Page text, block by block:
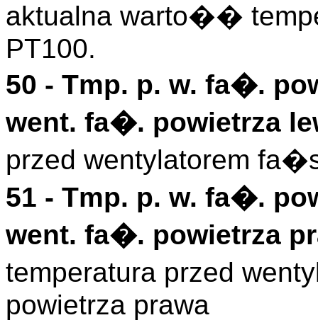
aktualna warto��
PT100.
50 - Tmp. p. w. fa�.
went. fa�. powietrza
przed wentylatorem
51 - Tmp. p. w. fa�.
went. fa�. powietrza
temperatura przed
powietrza prawa